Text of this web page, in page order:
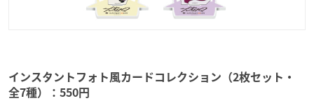
インスタントフォト風カードコレクション（2枚セット・
全7種）：550円